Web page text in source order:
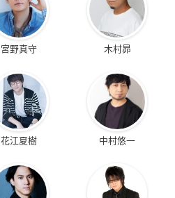
宮野真守 木村昴
花江夏樹 中村悠一